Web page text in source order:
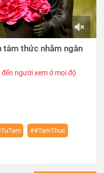
tâm thức nhằm ngăn
người xem ở mọi độ
##TamThuc